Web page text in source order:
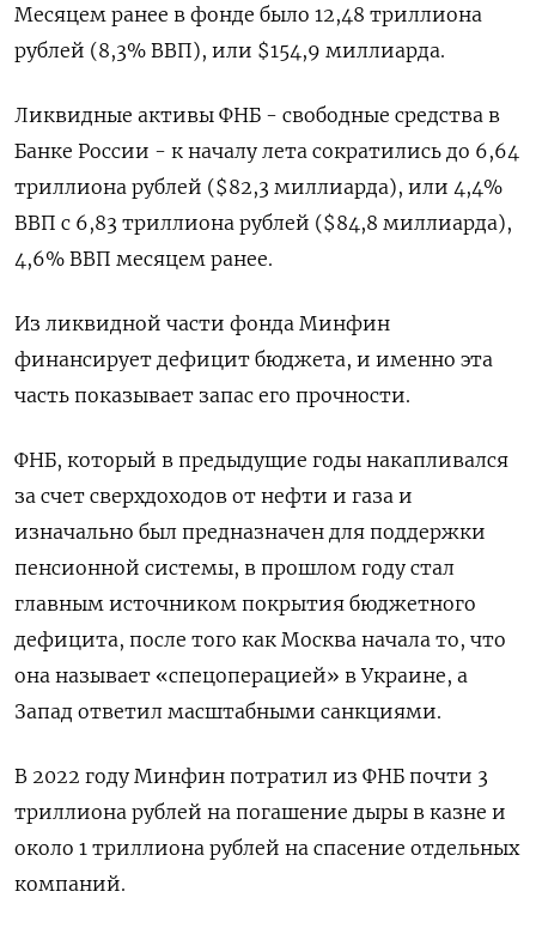
Месяцем ранее в фонде было 12,48 триллиона
рублей (8,3% ВВП), или $154,9 миллиарда.
Ликвидные активы ФНБ - свободные средства в
Банке России - к началу лета сократились до 6,64
триллиона рублей ($82,3 миллиарда), или 4,4%
ВВП с 6,83 триллиона рублей ($84,8 миллиарда),
4,6% ВВП месяцем ранее.
Из ликвидной части фонда Минфин
финансирует дефицит бюджета, и именно эта
часть показывает запас его прочности.
ФНБ, который в предыдущие годы накапливался
за счет сверхдоходов от нефти и газа и
изначально был предназначен для поддержки
пенсионной системы, в прошлом году стал
главным источником покрытия бюджетного
дефицита, после того как Москва начала то, что
она называет «спецоперацией» в Украине, а
Запад ответил масштабными санкциями.
В 2022 году Минфин потратил из ФНБ почти 3
триллиона рублей на погашение дыры в казне и
около 1 триллиона рублей на спасение отдельных
компаний.